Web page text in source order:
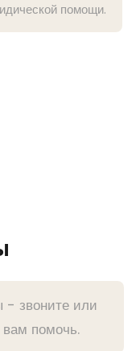
помощи.
- звоните или
помочь.